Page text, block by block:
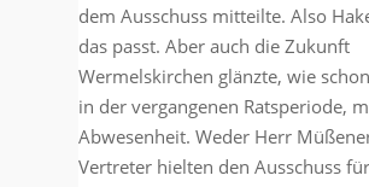
dem Ausschuss mitteilte. Also
das passt. Aber auch die Zukunft
Wermelskirchen glänzte, wie
in der vergangenen Ratsperiode,
Abwesenheit. Weder Herr
Vertreter hielten den Ausschuss